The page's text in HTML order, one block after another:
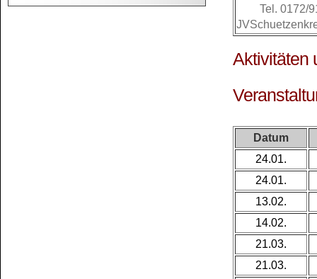
Tel. 0172/
Aktivitäten
Datum
24.01.
24.01.
13.02.
14.02.
21.03.
21.03.